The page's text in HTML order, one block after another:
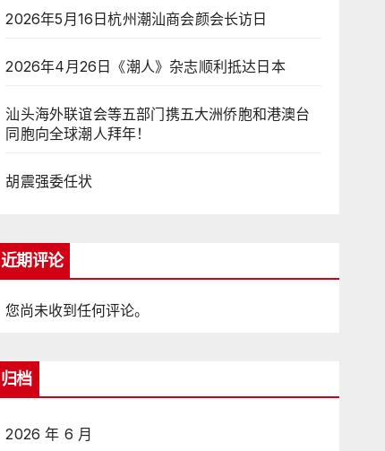
2026年5月16日杭州潮汕商会颜会长访日
2026年4月26日《潮人》杂志顺利抵达日本
汕头海外联谊会等五部门携五大洲侨胞和港澳台
同胞向全球潮人拜年！
胡震强委任状
近期评论
您尚未收到任何评论。
归档
2026 年 6 月